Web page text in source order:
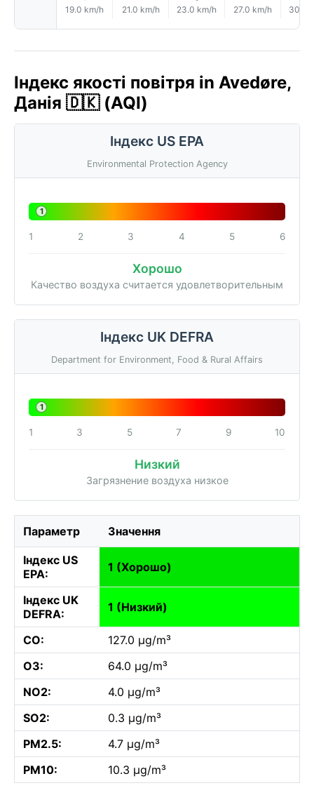
19.0 km/h 21.0 km/h 23.0 km/h 27.0 km/h 30.0
Індекс якості повітря in Avedøre,
Данія 🇩🇰 (AQI)
Індекс US EPA
Environmental Protection Agency
1
1 2 3 4 5 6
Хорошо
Качество воздуха считается удовлетворительным
Індекс UK DEFRA
Department for Environment, Food & Rural Affairs
1
1 3 5 7 9 10
Низкий
Загрязнение воздуха низкое
Параметр Значення
Індекс US
EPA:
1 (Хорошо)
Індекс UK
DEFRA:
1 (Низкий)
CO:
127.0 µg/m³
O3:
64.0 µg/m³
NO2:
4.0 µg/m³
SO2:
0.3 µg/m³
PM2.5:
4.7 µg/m³
PM10:
10.3 µg/m³